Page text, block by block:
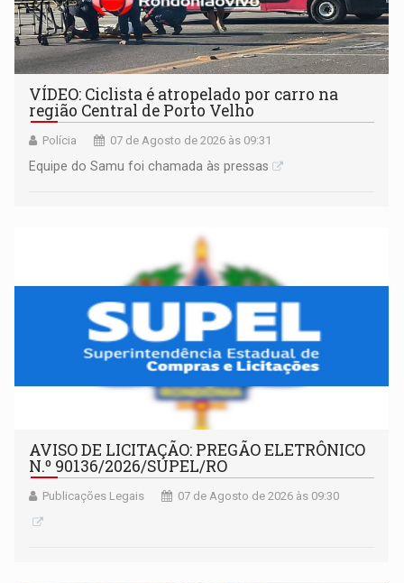
VÍDEO: Ciclista é atropelado por carro na
região Central de Porto Velho
Polícia 07 de Agosto de 2026 às 09:31
Equipe do Samu foi chamada às pressas
AVISO DE LICITAÇÃO: PREGÃO ELETRÔNICO
N.º 90136/2026/SUPEL/RO
Publicações Legais 07 de Agosto de 2026 às 09:30